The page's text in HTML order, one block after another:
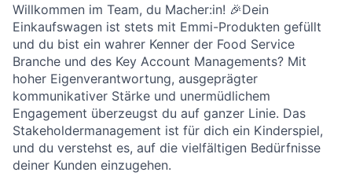
Willkommen im Team, du Macher:in! 🎉Dein
Einkaufswagen ist stets mit Emmi-Produkten gefüllt
und du bist ein wahrer Kenner der Food Service
Branche und des Key Account Managements? Mit
hoher Eigenverantwortung, ausgeprägter
kommunikativer Stärke und unermüdlichem
Engagement überzeugst du auf ganzer Linie. Das
Stakeholdermanagement ist für dich ein Kinderspiel,
und du verstehst es, auf die vielfältigen Bedürfnisse
deiner Kunden einzugehen.